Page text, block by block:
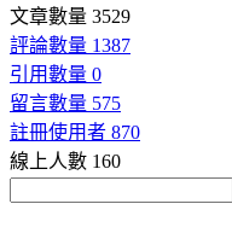
文章數量 3529
評論數量 1387
引用數量 0
留言數量 575
註冊使用者 870
線上人數 160